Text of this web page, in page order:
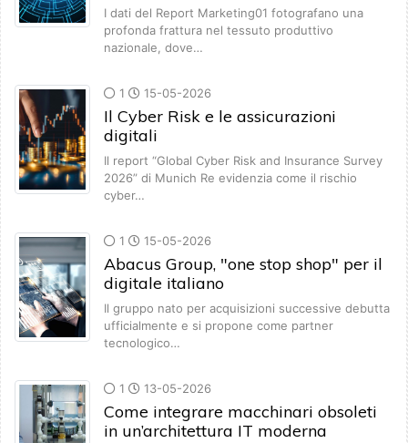
I dati del Report Marketing01 fotografano una
profonda frattura nel tessuto produttivo
nazionale, dove…
1 15-05-2026
Il Cyber Risk e le assicurazioni
digitali
Il report “Global Cyber Risk and Insurance Survey
2026” di Munich Re evidenzia come il rischio
cyber…
1 15-05-2026
Abacus Group, "one stop shop" per il
digitale italiano
Il gruppo nato per acquisizioni successive debutta
ufficialmente e si propone come partner
tecnologico…
1 13-05-2026
Come integrare macchinari obsoleti
in un’architettura IT moderna